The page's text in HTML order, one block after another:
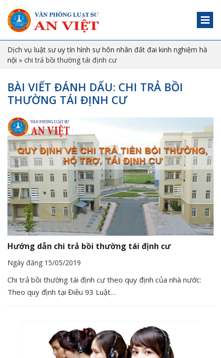
Dịch vụ luật sư uy tín hình sự hôn nhân đất đai kinh nghiệm hà
nội » chi trả bồi thường tái định cư
BÀI VIẾT ĐÁNH DẤU: CHI TRẢ BỒI
THƯỜNG TÁI ĐỊNH CƯ
Hướng dẫn chi trả bồi thường tái định cư
Ngày đăng 15/05/2019
Chi trả bồi thường tái định cư theo quy định của nhà nước:
Theo quy định tại Điều 93 Luật…